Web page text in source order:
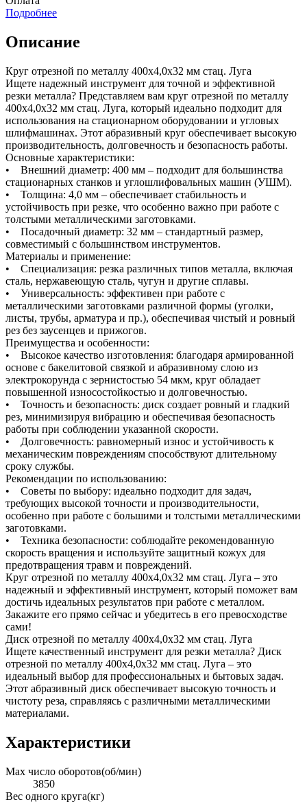
Подробнее
Описание
Круг отрезной по металлу 400х4,0х32 мм стац. Луга
Ищете надежный инструмент для точной и эффективной
резки металла? Представляем вам круг отрезной по металлу
400х4,0х32 мм стац. Луга, который идеально подходит для
использования на стационарном оборудовании и угловых
шлифмашинах. Этот абразивный круг обеспечивает высокую
производительность, долговечность и безопасность работы.
Основные характеристики:
• Внешний диаметр: 400 мм – подходит для большинства
стационарных станков и углошлифовальных машин (УШМ).
• Толщина: 4,0 мм – обеспечивает стабильность и
устойчивость при резке, что особенно важно при работе с
толстыми металлическими заготовками.
• Посадочный диаметр: 32 мм – стандартный размер,
совместимый с большинством инструментов.
Материалы и применение:
• Специализация: резка различных типов металла, включая
сталь, нержавеющую сталь, чугун и другие сплавы.
• Универсальность: эффективен при работе с
металлическими заготовками различной формы (уголки,
листы, трубы, арматура и пр.), обеспечивая чистый и ровный
рез без заусенцев и прижогов.
Преимущества и особенности:
• Высокое качество изготовления: благодаря армированной
основе с бакелитовой связкой и абразивному слою из
электрокорунда с зернистостью 54 мкм, круг обладает
повышенной износостойкостью и долговечностью.
• Точность и безопасность: диск создает ровный и гладкий
рез, минимизируя вибрацию и обеспечивая безопасность
работы при соблюдении указанной скорости.
• Долговечность: равномерный износ и устойчивость к
механическим повреждениям способствуют длительному
сроку службы.
Рекомендации по использованию:
• Советы по выбору: идеально подходит для задач,
требующих высокой точности и производительности,
особенно при работе с большими и толстыми металлическими
заготовками.
• Техника безопасности: соблюдайте рекомендованную
скорость вращения и используйте защитный кожух для
предотвращения травм и повреждений.
Круг отрезной по металлу 400х4,0х32 мм стац. Луга – это
надежный и эффективный инструмент, который поможет вам
достичь идеальных результатов при работе с металлом.
Закажите его прямо сейчас и убедитесь в его превосходстве
сами!
Диск отрезной по металлу 400х4,0х32 мм стац. Луга
Ищете качественный инструмент для резки металла? Диск
отрезной по металлу 400х4,0х32 мм стац. Луга – это
идеальный выбор для профессиональных и бытовых задач.
Этот абразивный диск обеспечивает высокую точность и
чистоту реза, справляясь с различными металлическими
материалами.
Характеристики
Max число оборотов(об/мин)
3850
Вес одного круга(кг)